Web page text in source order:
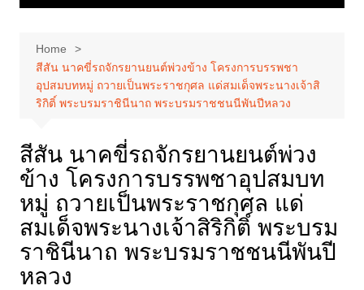
Home
สีสัน นาคขี่รถจักรยานยนต์พ่วงข้าง โครงการบรรพชา
อุปสมบทหมู่ ถวายเป็นพระราชกุศล แด่สมเด็จพระนางเจ้าสิ
ริกิติ์ พระบรมราชินีนาถ พระบรมราชชนนีพันปีหลวง
สีสัน นาคขี่รถจักรยานยนต์พ่วง
ข้าง โครงการบรรพชาอุปสมบท
หมู่ ถวายเป็นพระราชกุศล แด่
สมเด็จพระนางเจ้าสิริกิติ์ พระบรม
ราชินีนาถ พระบรมราชชนนีพันปี
หลวง